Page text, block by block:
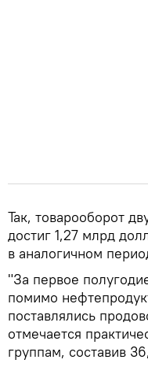
Так, товарооборот
достиг 1,27 млрд
в аналогичном
"За первое
помимо
поставлялись
отмечается
группам, составив